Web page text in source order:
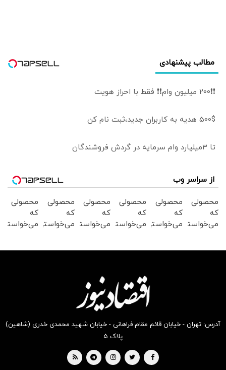
مطالب پیشنهادی
❗❗200 میلیون وام❗❗ فقط با احراز هویت
500$ هدیه به کاربران جدید،ثبت نام کن
تا 3میلیارد وام سرمایه در گردش فروشندگان
از سراسر وب
محصولی
که
می‌خواستی
محصولی
که
می‌خواستی
محصولی
که
می‌خواستی
بخر !
محصولی
که
می‌خواستی
بخر !
محصولی
که
می‌خواستی
محصولی
که
می‌خواستی
آدرس: تهران - خیابان قائم مقام فراهانی - خیابان شهید محمدی خدری (شاهین)
پلاک ۵